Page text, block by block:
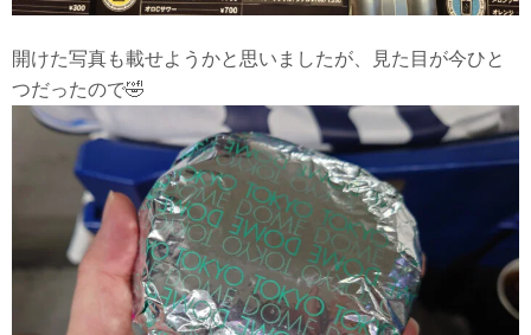
開けた写真も載せようかと思いましたが、見た目が今ひと
つだったので🤣